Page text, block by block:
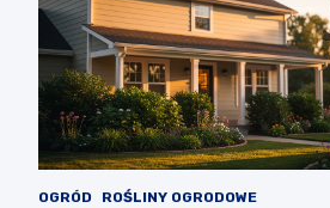
OGRÓD ROŚLINY OGRODOWE